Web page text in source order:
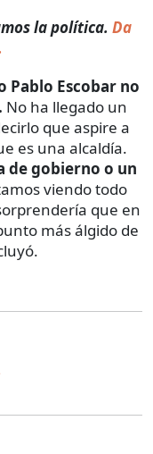
la política. Da
Pablo Escobar no
No ha llegado un
que aspire a
es una alcaldía.
de gobierno o un
viendo todo
que en
más álgido de